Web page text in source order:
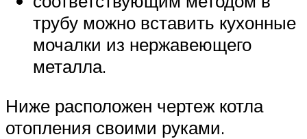
трубу можно вставить кухонные
мочалки из нержавеющего
металла.
Ниже расположен чертеж котла
отопления своими руками.